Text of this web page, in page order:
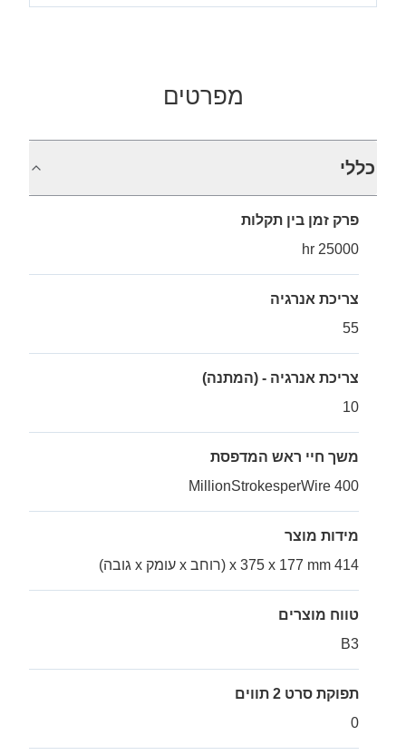
מפרטים
כללי
פרק זמן בין תקלות
25000 hr
צריכת אנרגיה
55
צריכת אנרגיה - (המתנה)
10
משך חיי ראש המדפסת
400 MillionStrokesperWire
מידות מוצר
414 x 375 x 177 mm (רוחב x עומק x גובה)
טווח מוצרים
B3
תפוקת סרט 2 תווים
0